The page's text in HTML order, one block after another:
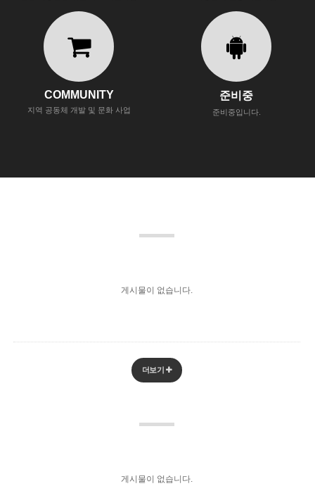
COMMUNITY
지역 공동체 개발 및 문화 사업
준비중
준비중입니다.
게시물이 없습니다.
더보기
게시물이 없습니다.